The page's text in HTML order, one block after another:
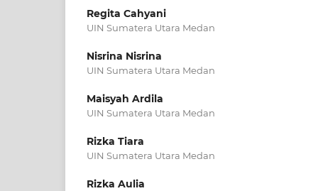
Regita Cahyani
UIN Sumatera Utara Medan
Nisrina Nisrina
UIN Sumatera Utara Medan
Maisyah Ardila
UIN Sumatera Utara Medan
Rizka Tiara
UIN Sumatera Utara Medan
Rizka Aulia